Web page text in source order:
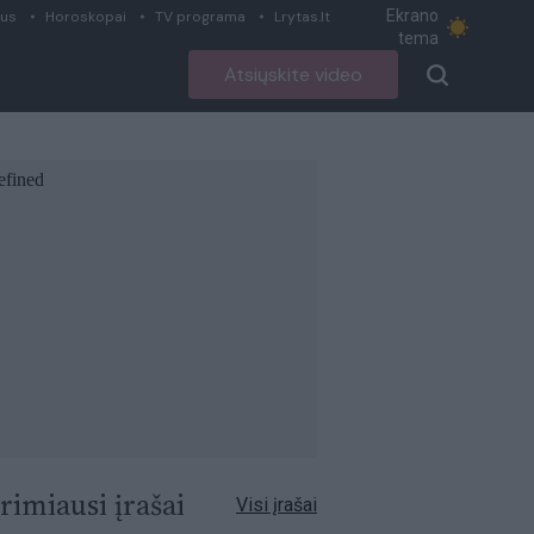
Horoskopai TV programa Lrytas.lt
Ekrano
tema
Atsiųskite video
įrašai Visi įrašai